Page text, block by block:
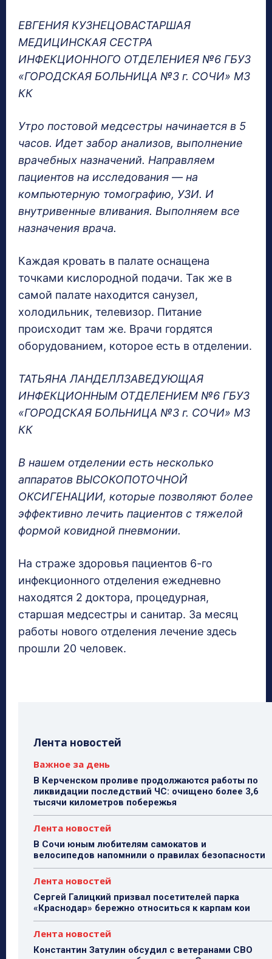
ЕВГЕНИЯ КУЗНЕЦОВАСТАРШАЯ
МЕДИЦИНСКАЯ СЕСТРА
ИНФЕКЦИОННОГО ОТДЕЛЕНИЕЯ №6 ГБУЗ
«ГОРОДСКАЯ БОЛЬНИЦА №3 г. СОЧИ» МЗ
КК
Утро постовой медсестры начинается в 5
часов. Идет забор анализов, выполнение
врачебных назначений. Направляем
пациентов на исследования — на
компьютерную томографию, УЗИ. И
внутривенные вливания. Выполняем все
назначения врача.
Каждая кровать в палате оснащена
точками кислородной подачи. Так же в
самой палате находится санузел,
холодильник, телевизор. Питание
происходит там же. Врачи гордятся
оборудованием, которое есть в отделении.
ТАТЬЯНА ЛАНДЕЛЛЗАВЕДУЮЩАЯ
ИНФЕКЦИОННЫМ ОТДЕЛЕНИЕМ №6 ГБУЗ
«ГОРОДСКАЯ БОЛЬНИЦА №3 г. СОЧИ» МЗ
КК
В нашем отделении есть несколько
аппаратов ВЫСОКОПОТОЧНОЙ
ОКСИГЕНАЦИИ, которые позволяют более
эффективно лечить пациентов с тяжелой
формой ковидной пневмонии.
На страже здоровья пациентов 6-го
инфекционного отделения ежедневно
находятся 2 доктора, процедурная,
старшая медсестры и санитар. За месяц
работы нового отделения лечение здесь
прошли 20 человек.
Лента новостей
Важное за день
В Керченском проливе продолжаются работы по
ликвидации последствий ЧС: очищено более 3,6
тысячи километров побережья
Лента новостей
В Сочи юным любителям самокатов и
велосипедов напомнили о правилах безопасности
Лента новостей
Сергей Галицкий призвал посетителей парка
«Краснодар» бережно относиться к карпам кои
Лента новостей
Константин Затулин обсудил с ветеранами СВО